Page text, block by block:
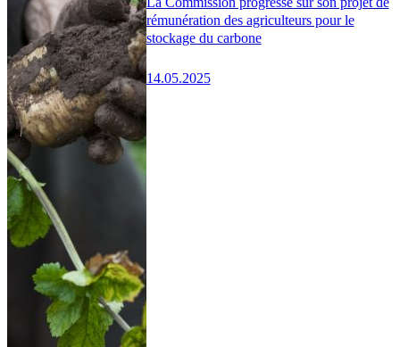
rémunération des agriculteurs pour le
stockage du carbone
14.05.2025